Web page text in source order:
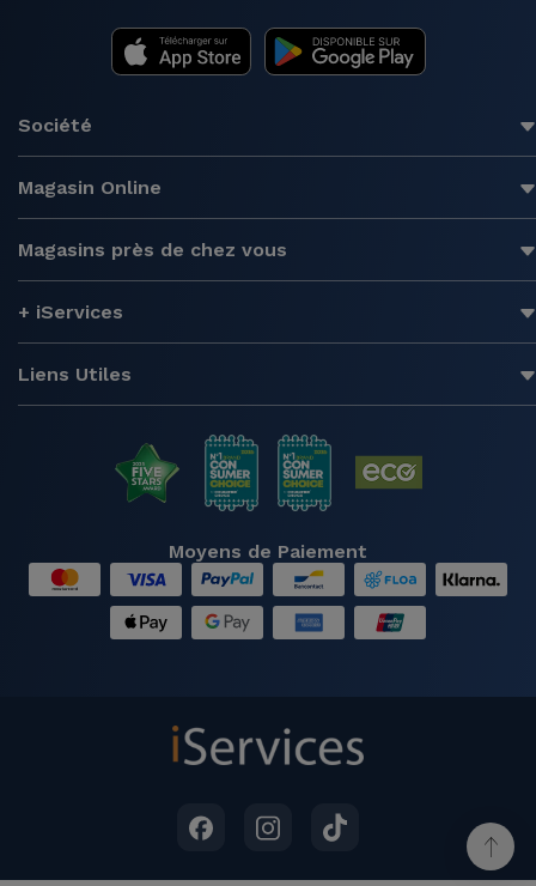
Société
Magasin Online
Magasins près de chez vous
+ iServices
Liens Utiles
Moyens de Paiement